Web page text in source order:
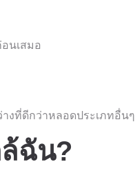
นเสมอ
งที่ดีกว่าหลอดประเภทอื่นๆ
ฉัน?